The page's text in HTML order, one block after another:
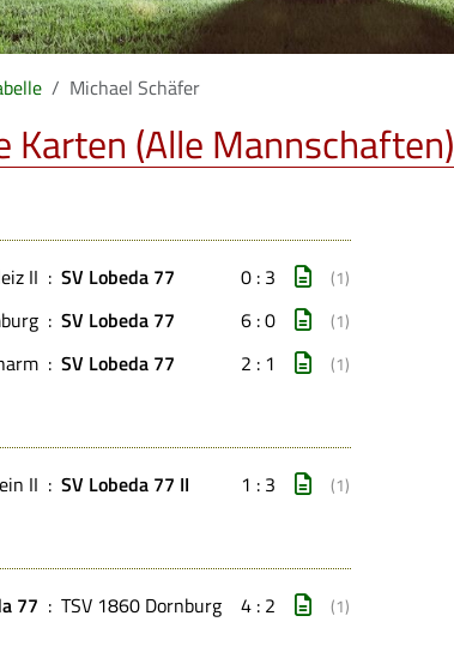
Michael Schäfer
Karten (Alle Mannschaften)
II : SV Lobeda 77 0 : 3 (1)
: SV Lobeda 77 6 : 0 (1)
: SV Lobeda 77 2 : 1 (1)
II : SV Lobeda 77 II 1 : 3 (1)
77 : TSV 1860 Dornburg 4 : 2 (1)